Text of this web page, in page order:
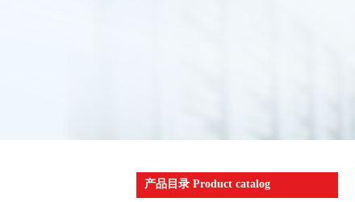
产品目录 Product catalog